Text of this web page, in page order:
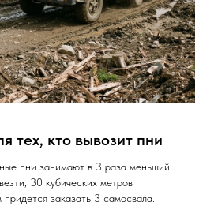
тех, кто вывозит пни
пни занимают в 3 раза меньший
30 кубических метров
заказать 3 самосвала.